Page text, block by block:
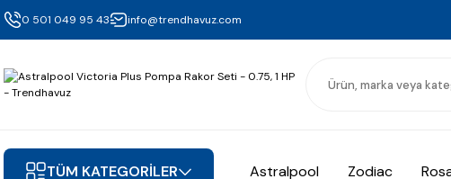
0 501 049 95 43 info@trendhavuz.com
TÜM KATEGORİLER Astralpool Zodiac